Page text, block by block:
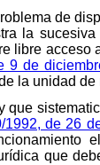
de
la
libre acceso
9 de
la unidad de
1992, de 26
que